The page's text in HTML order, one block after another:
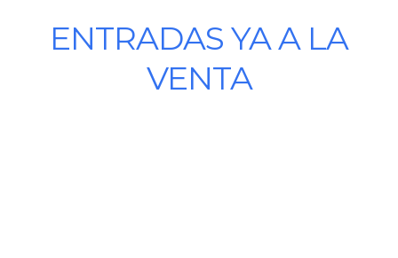
ENTRADAS YA A LA
VENTA